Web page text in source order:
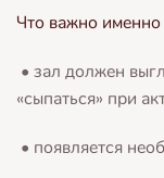
Что важно именно
• зал должен
«сыпаться» при
• появляется